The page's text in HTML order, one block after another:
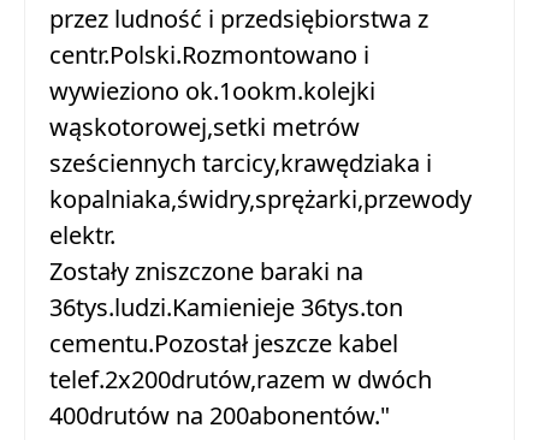
przez ludność i przedsiębiorstwa z
centr.Polski.Rozmontowano i
wywieziono ok.1ookm.kolejki
wąskotorowej,setki metrów
sześciennych tarcicy,krawędziaka i
kopalniaka,świdry,sprężarki,przewody
elektr.
Zostały zniszczone baraki na
36tys.ludzi.Kamienieje 36tys.ton
cementu.Pozostał jeszcze kabel
telef.2x200drutów,razem w dwóch
400drutów na 200abonentów."